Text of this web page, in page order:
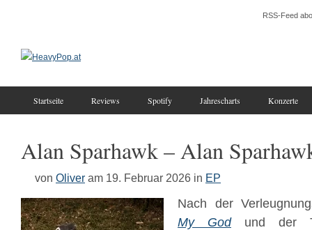
RSS-Feed
Startseite Reviews Spotify Jahrescharts Konzerte
Alan Sparhawk – Alan
von Oliver am 19. Februar 2026 in EP
Nach der
My Godund der